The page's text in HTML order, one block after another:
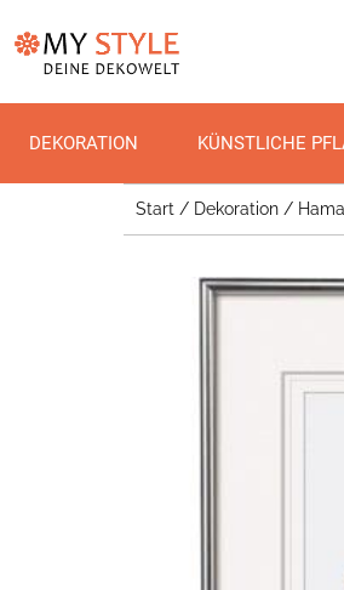
DEKORATION KÜNSTLICHE
Start / Dekoration /